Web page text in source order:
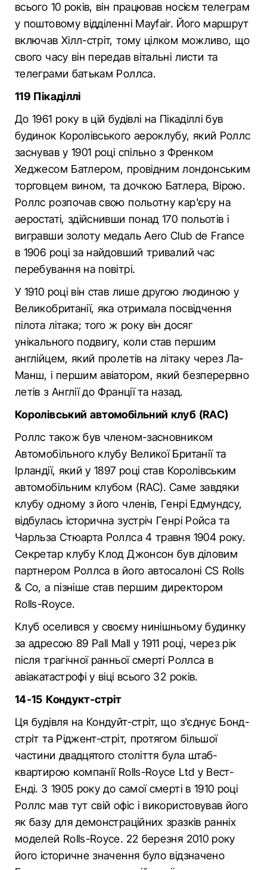
всього 10 років, він працював носієм телеграм
у поштовому відділенні Mayfair. Його маршрут
включав Хілл-стріт, тому цілком можливо, що
свого часу він передав вітальні листи та
телеграми батькам Роллса.
119 Пікаділлі
До 1961 року в цій будівлі на Пікаділлі був
будинок Королівського аероклубу, який Роллс
заснував у 1901 році спільно з Френком
Хеджесом Батлером, провідним лондонським
торговцем вином, та дочкою Батлера, Вірою.
Роллс розпочав свою польотну кар'єру на
аеростаті, здійснивши понад 170 польотів і
вигравши золоту медаль Aero Club de France
в 1906 році за найдовший тривалий час
перебування на повітрі.
У 1910 році він став лише другою людиною у
Великобританії, яка отримала посвідчення
пілота літака; того ж року він досяг
унікального подвигу, коли став першим
англійцем, який пролетів на літаку через Ла-
Манш, і першим авіатором, який безперервно
летів з Англії до Франції та назад.
Королівський автомобільний клуб (RAC)
Роллс також був членом-засновником
Автомобільного клубу Великої Британії та
Ірландії, який у 1897 році став Королівським
автомобільним клубом (RAC). Саме завдяки
клубу одному з його членів, Генрі Едмундсу,
відбулась історична зустріч Генрі Ройса та
Чарльза Стюарта Роллса 4 травня 1904 року.
Секретар клубу Клод Джонсон був діловим
партнером Роллса в його автосалоні CS Rolls
& Co, а пізніше став першим директором
Rolls-Royce.
Клуб оселився у своєму нинішньому будинку
за адресою 89 Pall Mall у 1911 році, через рік
після трагічної ранньої смерті Роллса в
авіакатастрофі у віці всього 32 років.
14-15 Кондукт-стріт
Ця будівля на Кондуйт-стріт, що з'єднує Бонд-
стріт та Ріджент-стріт, протягом більшої
частини двадцятого століття була штаб-
квартирою компанії Rolls-Royce Ltd у Вест-
Енді. З 1905 року до самої смерті в 1910 році
Роллс мав тут свій офіс і використовував його
як базу для демонстраційних зразків ранніх
моделей Rolls-Royce. 22 березня 2010 року
його історичне значення було відзначено